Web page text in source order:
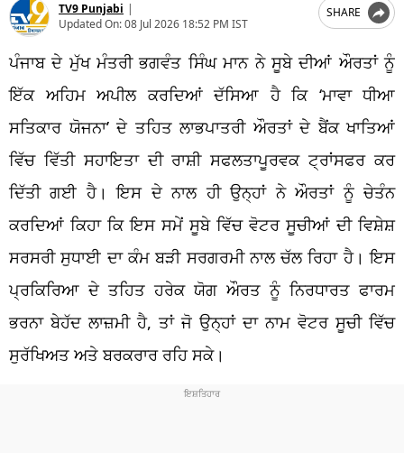
TV9 Punjabi |
Updated On:08 Jul 2026 18:52 PM IST
SHARE
ਪੰਜਾਬ ਦੇ ਮੁੱਖ ਮੰਤਰੀ ਭਗਵੰਤ ਸਿੰਘ ਮਾਨ ਨੇ ਸੂਬੇ ਦੀਆਂ ਔਰਤਾਂ ਨੂੰ
ਇੱਕ ਅਹਿਮ ਅਪੀਲ ਕਰਦਿਆਂ ਦੱਸਿਆ ਹੈ ਕਿ ‘ਮਾਵਾ ਧੀਆ
ਸਤਿਕਾਰ ਯੋਜਨਾ’ ਦੇ ਤਹਿਤ ਲਾਭਪਾਤਰੀ ਔਰਤਾਂ ਦੇ ਬੈਂਕ ਖਾਤਿਆਂ
ਵਿੱਚ ਵਿੱਤੀ ਸਹਾਇਤਾ ਦੀ ਰਾਸ਼ੀ ਸਫਲਤਾਪੂਰਵਕ ਟ੍ਰਾਂਸਫਰ ਕਰ
ਦਿੱਤੀ ਗਈ ਹੈ। ਇਸ ਦੇ ਨਾਲ ਹੀ ਉਨ੍ਹਾਂ ਨੇ ਔਰਤਾਂ ਨੂੰ ਚੇਤੰਨ
ਕਰਦਿਆਂ ਕਿਹਾ ਕਿ ਇਸ ਸਮੇਂ ਸੂਬੇ ਵਿੱਚ ਵੋਟਰ ਸੂਚੀਆਂ ਦੀ ਵਿਸ਼ੇਸ਼
ਸਰਸਰੀ ਸੁਧਾਈ ਦਾ ਕੰਮ ਬੜੀ ਸਰਗਰਮੀ ਨਾਲ ਚੱਲ ਰਿਹਾ ਹੈ। ਇਸ
ਪ੍ਰਕਿਰਿਆ ਦੇ ਤਹਿਤ ਹਰੇਕ ਯੋਗ ਔਰਤ ਨੂੰ ਨਿਰਧਾਰਤ ਫਾਰਮ
ਭਰਨਾ ਬੇਹੱਦ ਲਾਜ਼ਮੀ ਹੈ, ਤਾਂ ਜੋ ਉਨ੍ਹਾਂ ਦਾ ਨਾਮ ਵੋਟਰ ਸੂਚੀ ਵਿੱਚ
ਸੁਰੱਖਿਅਤ ਅਤੇ ਬਰਕਰਾਰ ਰਹਿ ਸਕੇ।